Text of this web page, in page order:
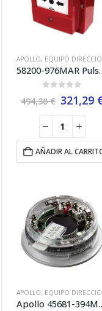
APOLLO, EQUIPO DIRECCIONABLE XP95 APOLLO
58200-976MAR
494,30€ El
precio
original
era:
494,30
321,29
AÑADIR AL
APOLLO, EQUIPO DIRECCIONABLE APOLLO DISCOVERY XP95
Apollo 45681-394MAR